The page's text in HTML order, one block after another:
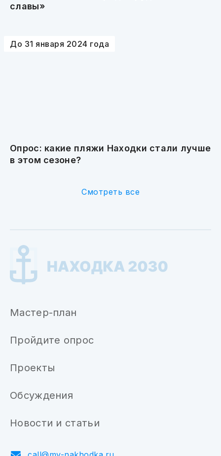
славы»
До 31 января 2024 года
Опрос: какие пляжи Находки стали лучше
в этом сезоне?
Смотреть все
Мастер-план
Пройдите опрос
Проекты
Обсуждения
Новости и статьи